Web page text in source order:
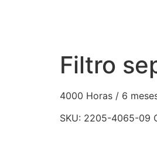
Filtro
4000 Horas / 6
SKU: 2205-4065-09